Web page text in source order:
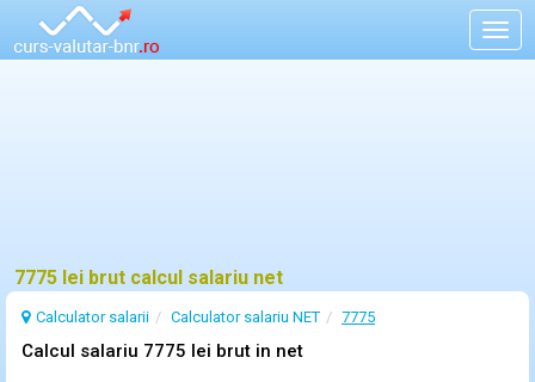
7775 lei brut calcul salariu net
Calculator salarii Calculator salariu NET 7775
Calcul salariu 7775 lei brut in net